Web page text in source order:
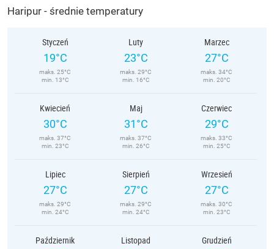
Haripur - średnie temperatury
Styczeń
19°C
maks. 25°C
min. 13°C
Luty
23°C
maks. 29°C
min. 16°C
Marzec
27°C
maks. 34°C
min. 20°C
Kwiecień
30°C
maks. 37°C
min. 23°C
Maj
31°C
maks. 37°C
min. 26°C
Czerwiec
29°C
maks. 33°C
min. 25°C
Lipiec
27°C
maks. 29°C
min. 24°C
Sierpień
27°C
maks. 29°C
min. 24°C
Wrzesień
27°C
maks. 30°C
min. 23°C
Październik Listopad Grudzień